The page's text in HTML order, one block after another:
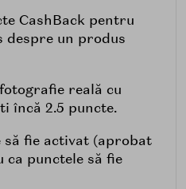
CashBack pentru
despre un produs
reală cu
încă 2.5 puncte.
să fie activat (aprobat
ca punctele să fie